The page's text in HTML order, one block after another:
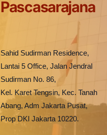
Pascasarajana
Sahid Sudirman Residence,
Lantai 5 Office, Jalan Jendral
Sudirman No. 86,
Kel. Karet Tengsin, Kec. Tanah
Abang, Adm Jakarta Pusat,
Prop DKI Jakarta 10220.